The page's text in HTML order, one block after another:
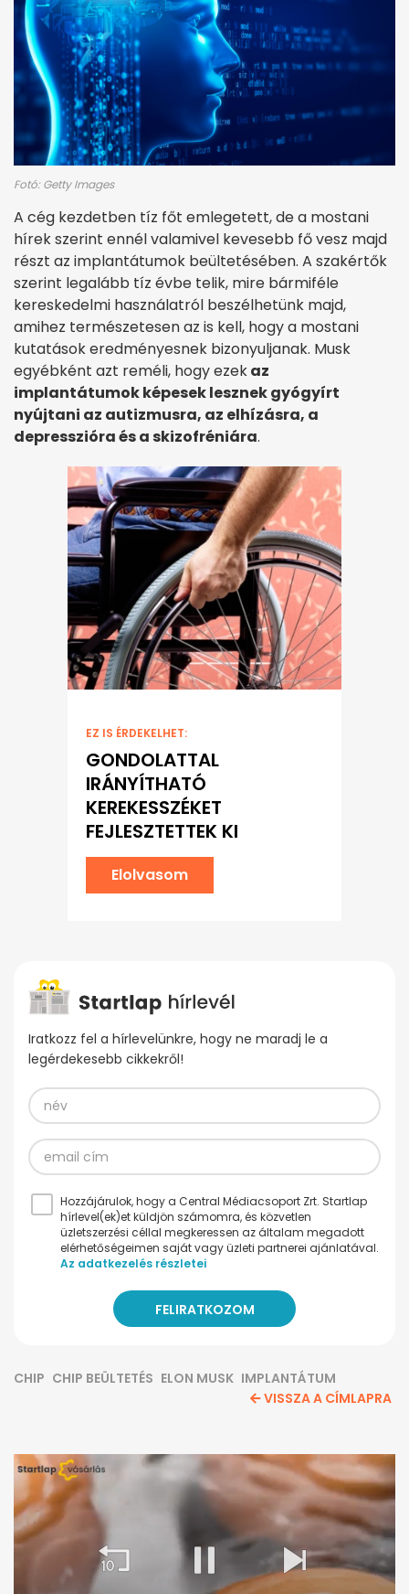
Fotó: Getty Images
A cég kezdetben tíz főt emlegetett, de a mostani
hírek szerint ennél valamivel kevesebb fő vesz majd
részt az implantátumok beültetésében. A szakértők
szerint legalább tíz évbe telik, mire bármiféle
kereskedelmi használatról beszélhetünk majd,
amihez természetesen az is kell, hogy a mostani
kutatások eredményesnek bizonyuljanak. Musk
egyébként azt reméli, hogy ezekaz
implantátumok képesek lesznek gyógyírt
nyújtani az autizmusra, az elhízásra, a
depresszióra és a skizofréniára.
EZ IS ÉRDEKELHET:
GONDOLATTAL
IRÁNYÍTHATÓ
KEREKESSZÉKET
FEJLESZTETTEK KI
Elolvasom
Iratkozz fel a hírlevelünkre, hogy ne maradj le a
legérdekesebb cikkekről!
Hozzájárulok, hogy a Central Médiacsoport Zrt. Startlap
hírlevel(ek)et küldjön számomra, és közvetlen
üzletszerzési céllal megkeressen az általam megadott
elérhetőségeimen saját vagy üzleti partnerei ajánlatával.
Az adatkezelés részletei
CHIP CHIP BEÜLTETÉS ELON MUSK IMPLANTÁTUM
VISSZA A CÍMLAPRA